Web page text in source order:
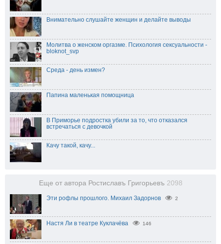
Внимательно слушайте женщин и делайте выводы
Молитва о женском оргазме. Психология сексуальности -
bloknot_svp
Среда - день измен?
Папина маленькая помощница
В Приморье подростка убили за то, что отказался
встречаться с девочкой
Качу такой, качу...
Еще от автора Ростиславъ Григорьевъ 2098
Эти рофлы прошлого. Михаил Задорнов 2
Настя Ли в театре Куклачёва 146